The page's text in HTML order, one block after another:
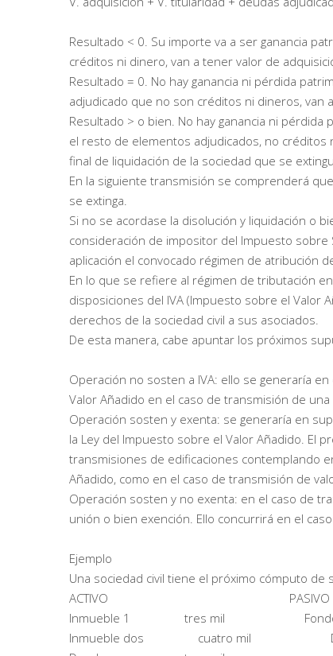
Resultado < 0. Su importe va a ser ganancia
créditos ni dinero, van a tener valor de
Resultado = 0. No hay ganancia ni pérdida
adjudicado que no son créditos ni dineros, van
Resultado > o bien. No hay ganancia ni
el resto de elementos adjudicados, no
final de liquidación de la sociedad que se
En la siguiente transmisión se comprenderá
se extinga.
Si no se acordase la disolución y liquidación o
consideración de impositor del Impuesto
aplicación el convocado régimen de atribución
En lo que se refiere al régimen de tributación
disposiciones del IVA (Impuesto sobre el Valor
derechos de la sociedad civil a sus asociados.
De esta manera, cabe apuntar los próximos
Operación no sosten a IVA: ello se generaría
Valor Añadido en el caso de transmisión de
Operación sosten y exenta: se generaría en
la Ley del Impuesto sobre el Valor Añadido. El
transmisiones de edificaciones contemplando
Añadido, como en el caso de transmisión de
Operación sosten y no exenta: en el caso de
unión o bien exención. Ello concurrirá en el
Ejemplo
Una sociedad civil tiene el próximo cómputo de
ACTIVO PASIVO
Inmueble 1 tres mil
Inmueble dos cuatro